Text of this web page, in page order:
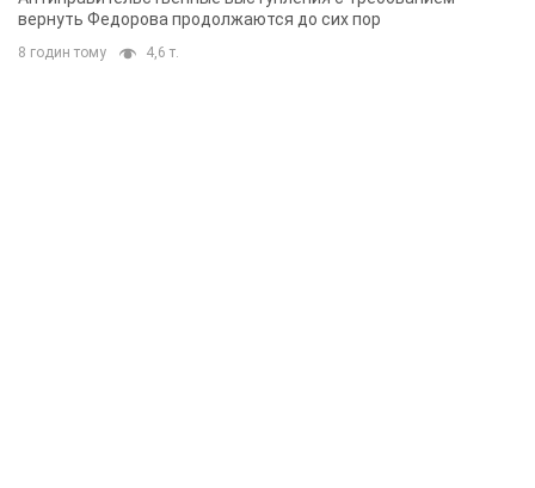
вернуть Федорова продолжаются до сих пор
8 годин тому 4,6 т.